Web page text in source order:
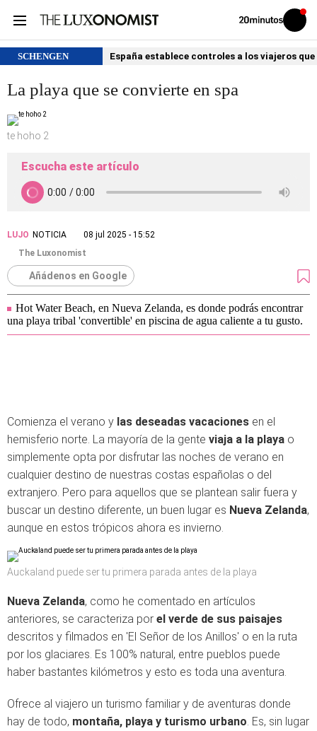
Volver
Iniciar
sesión
SCHENGEN España establece controles a los viajeros
La playa que se convierte en spa
te hoho 2
Escucha este artículo
LUJO NOTICIA
08 jul 2025 - 15:52
The Luxonomist
Añádenos en Google
Hot Water Beach, en Nueva Zelanda, es donde podrás encontrar
una playa tribal 'convertible' en piscina de agua caliente a tu gusto.
Comienza el verano y las deseadas vacaciones en el
hemisferio norte. La mayoría de la gente viaja a la playa o
simplemente opta por disfrutar las noches de verano en
cualquier destino de nuestras costas españolas o del
extranjero. Pero para aquellos que se plantean salir fuera y
buscar un destino diferente, un buen lugar es Nueva Zelanda,
aunque en estos trópicos ahora es invierno.
Auckaland puede ser tu primera parada antes de la playa
Nueva Zelanda, como he comentado en artículos
anteriores, se caracteriza por el verde de sus paisajes
descritos y filmados en 'El Señor de los Anillos' o en la ruta
por los glaciares. Es 100% natural, entre pueblos puede
haber bastantes kilómetros y esto es toda una aventura.
Ofrece al viajero un turismo familiar y de aventuras donde
hay de todo, montaña, playa y turismo urbano. Es, sin lugar